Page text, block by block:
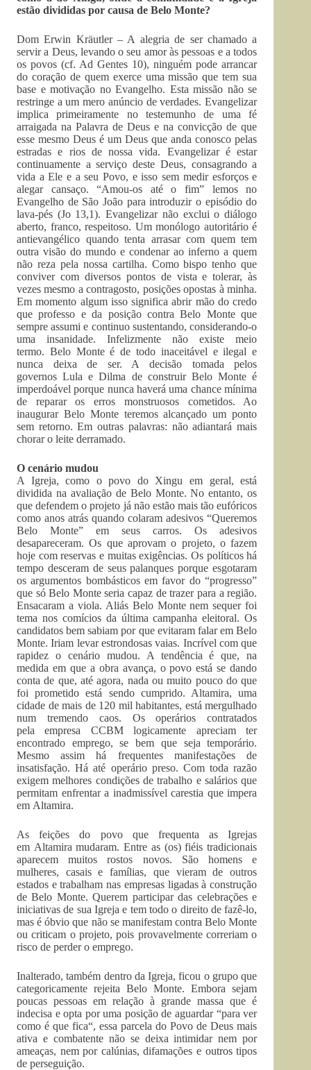
estão divididas por causa de Belo Monte?
Dom Erwin Kräutler – A alegria de ser chamado a
servir a Deus, levando o seu amor às pessoas e a todos
os povos (cf. Ad Gentes 10), ninguém pode arrancar
do coração de quem exerce uma missão que tem sua
base e motivação no Evangelho. Esta missão não se
restringe a um mero anúncio de verdades. Evangelizar
implica primeiramente no testemunho de uma fé
arraigada na Palavra de Deus e na convicção de que
esse mesmo Deus é um Deus que anda conosco pelas
estradas e rios de nossa vida. Evangelizar é estar
continuamente a serviço deste Deus, consagrando a
vida a Ele e a seu Povo, e isso sem medir esforços e
alegar cansaço. “Amou-os até o fim” lemos no
Evangelho de São João para introduzir o episódio do
lava-pés (Jo 13,1). Evangelizar não exclui o diálogo
aberto, franco, respeitoso. Um monólogo autoritário é
antievangélico quando tenta arrasar com quem tem
outra visão do mundo e condenar ao inferno a quem
não reza pela nossa cartilha. Como bispo tenho que
conviver com diversos pontos de vista e tolerar, às
vezes mesmo a contragosto, posições opostas à minha.
Em momento algum isso significa abrir mão do credo
que professo e da posição contra Belo Monte que
sempre assumi e continuo sustentando, considerando-o
uma insanidade. Infelizmente não existe meio
termo. Belo Monte é de todo inaceitável e ilegal e
nunca deixa de ser. A decisão tomada pelos
governos Lula e Dilma de construir Belo Monte é
imperdoável porque nunca haverá uma chance mínima
de reparar os erros monstruosos cometidos. Ao
inaugurar Belo Monte teremos alcançado um ponto
sem retorno. Em outras palavras: não adiantará mais
chorar o leite derramado.
O cenário mudou
A Igreja, como o povo do Xingu em geral, está
dividida na avaliação de Belo Monte. No entanto, os
que defendem o projeto já não estão mais tão eufóricos
como anos atrás quando colaram adesivos “Queremos
Belo Monte” em seus carros. Os adesivos
desapareceram. Os que aprovam o projeto, o fazem
hoje com reservas e muitas exigências. Os políticos há
tempo desceram de seus palanques porque esgotaram
os argumentos bombásticos em favor do “progresso”
que só Belo Monte seria capaz de trazer para a região.
Ensacaram a viola. Aliás Belo Monte nem sequer foi
tema nos comícios da última campanha eleitoral. Os
candidatos bem sabiam por que evitaram falar em Belo
Monte. Iriam levar estrondosas vaias. Incrível com que
rapidez o cenário mudou. A tendência é que, na
medida em que a obra avança, o povo está se dando
conta de que, até agora, nada ou muito pouco do que
foi prometido está sendo cumprido. Altamira, uma
cidade de mais de 120 mil habitantes, está mergulhado
num tremendo caos. Os operários contratados
pela empresa CCBM logicamente apreciam ter
encontrado emprego, se bem que seja temporário.
Mesmo assim há frequentes manifestações de
insatisfação. Há até operário preso. Com toda razão
exigem melhores condições de trabalho e salários que
permitam enfrentar a inadmissível carestia que impera
em Altamira.
As feições do povo que frequenta as Igrejas
em Altamira mudaram. Entre as (os) fiéis tradicionais
aparecem muitos rostos novos. São homens e
mulheres, casais e famílias, que vieram de outros
estados e trabalham nas empresas ligadas à construção
de Belo Monte. Querem participar das celebrações e
iniciativas de sua Igreja e tem todo o direito de fazê-lo,
mas é óbvio que não se manifestam contra Belo Monte
ou criticam o projeto, pois provavelmente correriam o
risco de perder o emprego.
Inalterado, também dentro da Igreja, ficou o grupo que
categoricamente rejeita Belo Monte. Embora sejam
poucas pessoas em relação à grande massa que é
indecisa e opta por uma posição de aguardar “para ver
como é que fica“, essa parcela do Povo de Deus mais
ativa e combatente não se deixa intimidar nem por
ameaças, nem por calúnias, difamações e outros tipos
de perseguição.